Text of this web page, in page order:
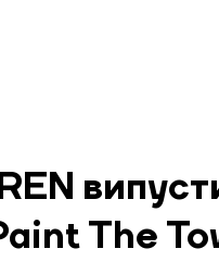
The